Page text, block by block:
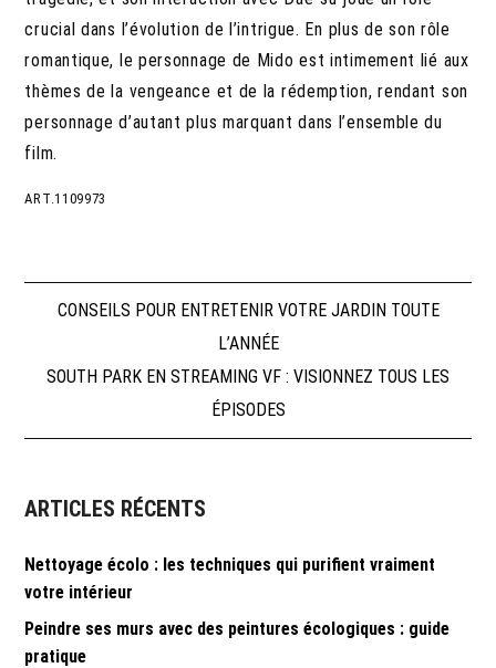
crucial dans l’évolution de l’intrigue. En plus de son rôle
romantique, le personnage de Mido est intimement lié aux
thèmes de la vengeance et de la rédemption, rendant son
personnage d’autant plus marquant dans l’ensemble du
film.
ART.1109973
Navigation
de
l’article
CONSEILS POUR ENTRETENIR VOTRE JARDIN TOUTE
L’ANNÉE
SOUTH PARK EN STREAMING VF : VISIONNEZ TOUS LES
ÉPISODES
ARTICLES RÉCENTS
Nettoyage écolo : les techniques qui purifient vraiment
votre intérieur
Peindre ses murs avec des peintures écologiques : guide
pratique